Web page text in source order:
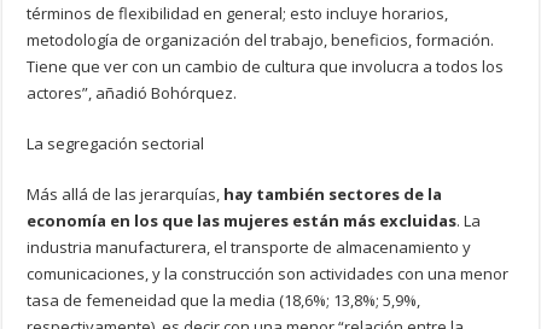
términos de flexibilidad en general; esto incluye horarios,
metodología de organización del trabajo, beneficios, formación.
Tiene que ver con un cambio de cultura que involucra a todos los
actores”, añadió Bohórquez.
La segregación sectorial
Más allá de las jerarquías, hay también sectores de la
economía en los que las mujeres están más excluidas. La
industria manufacturera, el transporte de almacenamiento y
comunicaciones, y la construcción son actividades con una menor
tasa de femeneidad que la media (18,6%; 13,8%; 5,9%,